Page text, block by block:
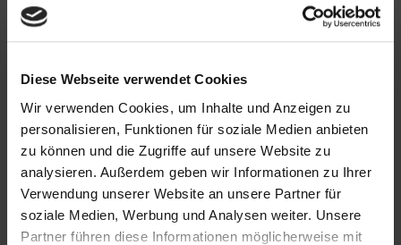
Diese Webseite verwendet Cookies
Wir verwenden Cookies, um Inhalte und Anzeigen zu
personalisieren, Funktionen für soziale Medien anbieten
zu können und die Zugriffe auf unsere Website zu
analysieren. Außerdem geben wir Informationen zu Ihrer
Verwendung unserer Website an unsere Partner für
soziale Medien, Werbung und Analysen weiter. Unsere
Partner führen diese Informationen möglicherweise mit